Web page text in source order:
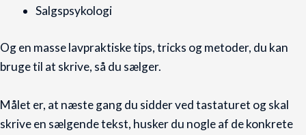
Salgspsykologi
Og en masse lavpraktiske tips, tricks og metoder, du kan
bruge til at skrive, så du sælger.
Målet er, at næste gang du sidder ved tastaturet og skal
skrive en sælgende tekst, husker du nogle af de konkrete